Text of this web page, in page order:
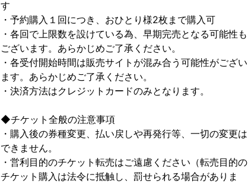
す
・予約購入１回につき、おひとり様2枚まで購入可
・各回で上限数を設けている為、早期完売となる可能性も
ございます。あらかじめご了承ください。
・各受付開始時間は販売サイトが混み合う可能性がござい
ます。あらかじめご了承ください。
・決済方法はクレジットカードのみとなります。
◆チケット全般の注意事項
・購入後の券種変更、払い戻しや再発行等、一切の変更は
できません。
・営利目的のチケット転売はご遠慮ください（転売目的の
チケット購入は法令に抵触し、罰せられる場合がありま